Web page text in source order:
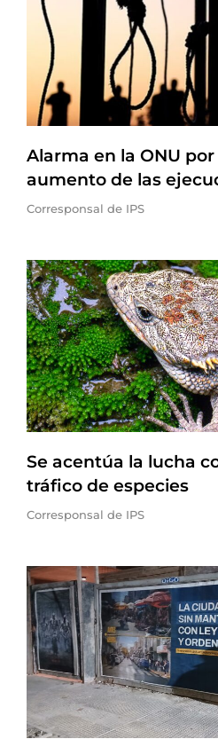
Alarma en la ONU
aumento de las
Corresponsal de IPS
Se acentúa la lucha
tráfico de especies
Corresponsal de IPS